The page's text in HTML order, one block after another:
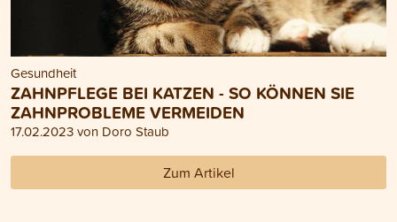
Gesundheit
ZAHNPFLEGE BEI KATZEN - SO KÖNNEN SIE
ZAHNPROBLEME VERMEIDEN
17.02.2023 von Doro Staub
Zum Artikel